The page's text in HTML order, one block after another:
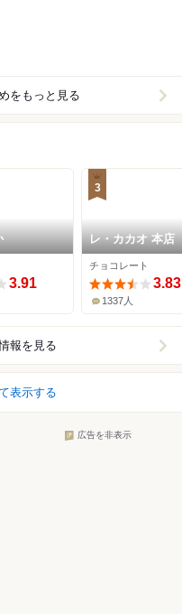
をもっと見る
3.91
3
レ・カカオ 本店
チョコレート
3.83
1337人
報を見る
表示する
広告を非表示